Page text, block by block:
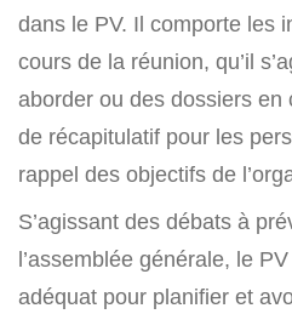
dans le PV. Il comporte les
cours de la réunion, qu’il
aborder ou des dossiers
de récapitulatif pour les
rappel des objectifs de
S’agissant des débats à
l’assemblée générale, le
adéquat pour planifier et